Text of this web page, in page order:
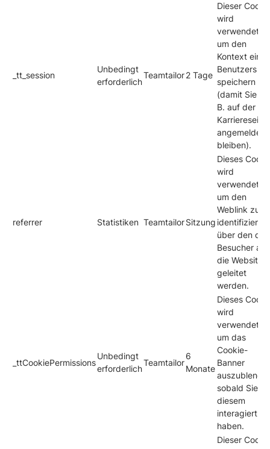
_tt_session
Unbedingt
erforderlich
Teamtailor2 Tage
Dieser
wird
verwendet,
um den
Kontext eines
Benutzers zu
speichern
(damit Sie z.
B. auf der
Karriereseite
angemeldet
bleiben).
referrer Statistiken TeamtailorSitzung
Dieses
wird
verwendet,
um den
Weblink zu
identifizieren,
über den die
Besucher auf
die Website
geleitet
werden.
_ttCookiePermissions
Unbedingt
erforderlich
Teamtailor
6
Monate
Dieses
wird
verwendet,
um das
Cookie-
Banner
sobald Sie
diesem
interagiert
haben.
Dieser